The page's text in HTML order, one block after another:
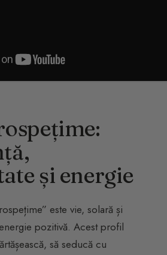
și energie
este vie, solară și
pozitivă. Acest profil
să seducă cu